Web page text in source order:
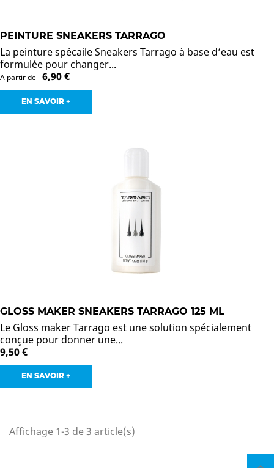
PEINTURE SNEAKERS TARRAGO
La peinture spécaile Sneakers Tarrago à base d’eau est
formulée pour changer...
A partir de 6,90 €
EN SAVOIR +
GLOSS MAKER SNEAKERS TARRAGO 125 ML
Le Gloss maker Tarrago est une solution spécialement
conçue pour donner une...
9,50 €
EN SAVOIR +
Affichage 1-3 de 3 article(s)